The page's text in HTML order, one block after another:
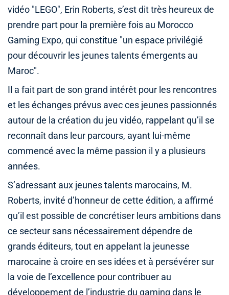
vidéo "LEGO", Erin Roberts, s’est dit très heureux de
prendre part pour la première fois au Morocco
Gaming Expo, qui constitue "un espace privilégié
pour découvrir les jeunes talents émergents au
Maroc".
Il a fait part de son grand intérêt pour les rencontres
et les échanges prévus avec ces jeunes passionnés
autour de la création du jeu vidéo, rappelant qu’il se
reconnaît dans leur parcours, ayant lui-même
commencé avec la même passion il y a plusieurs
années.
S’adressant aux jeunes talents marocains, M.
Roberts, invité d’honneur de cette édition, a affirmé
qu’il est possible de concrétiser leurs ambitions dans
ce secteur sans nécessairement dépendre de
grands éditeurs, tout en appelant la jeunesse
marocaine à croire en ses idées et à persévérer sur
la voie de l’excellence pour contribuer au
développement de l’industrie du gaming dans le